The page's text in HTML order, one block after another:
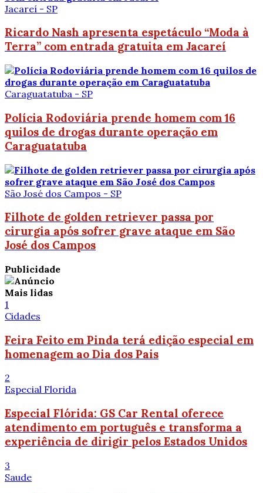
Jacareí - SP
Ricardo Nash apresenta espetáculo “Moda à
Terra” com entrada gratuita em Jacareí
Caraguatatuba - SP
Polícia Rodoviária prende homem com 16
quilos de drogas durante operação em
Caraguatatuba
São José dos Campos - SP
Filhote de golden retriever passa por
cirurgia após sofrer grave ataque em São
José dos Campos
Publicidade
Mais lidas
1
Cidades
Feira Feito em Pinda terá edição especial em
homenagem ao Dia dos Pais
2
Especial Florida
Especial Flórida: GS Car Rental oferece
atendimento em português e transforma a
experiência de dirigir pelos Estados Unidos
3
Saude